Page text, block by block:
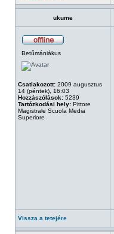
ukume
Betűmániákus
Csatlakozott: 2009 augusztus
14 (péntek), 16:03
Hozzászólások: 5239
Tartózkodási hely: Pittore
Magistrale Scuola Media
Superiore
Vissza a tetejére